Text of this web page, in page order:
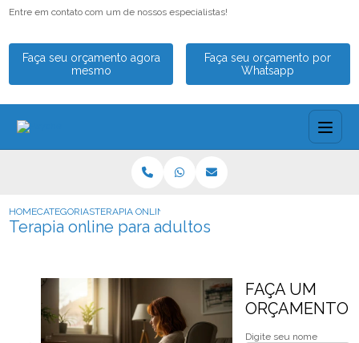
Entre em contato com um de nossos especialistas!
Faça seu orçamento agora
mesmo
Faça seu orçamento por
Whatsapp
HOMECATEGORIASTERAPIA ONLINE PARA ADULTOS
Terapia online para adultos
FAÇA UM
ORÇAMENTO
Digite seu nome